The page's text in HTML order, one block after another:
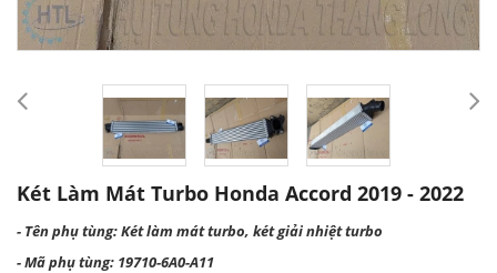
Két Làm Mát Turbo Honda Accord 2019 - 2022
- Tên phụ tùng: Két làm mát turbo, két giải nhiệt turbo
- Mã phụ tùng: 19710-6A0-A11